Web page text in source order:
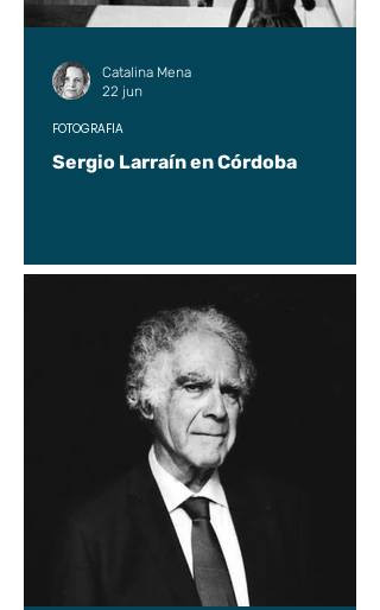
Sergio Larraín en Córdoba
FOTOGRAFÍA
Catalina Mena
22 jun